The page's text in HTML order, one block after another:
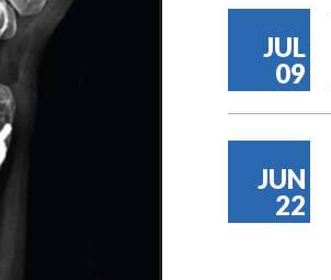
JUL
09
JUN
22